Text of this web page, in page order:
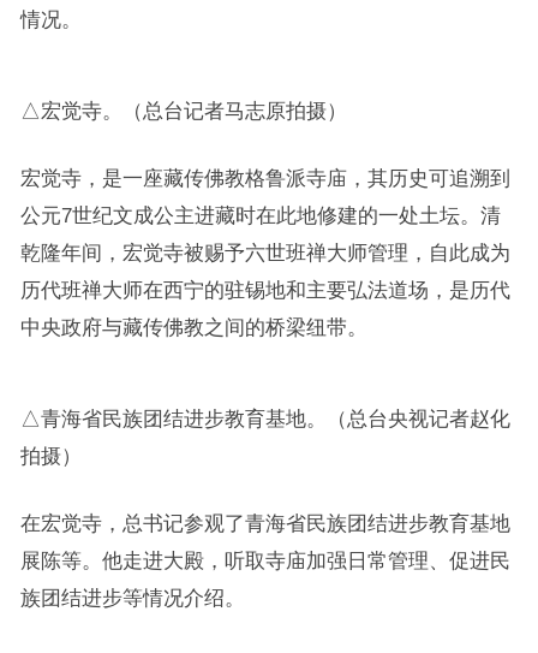
情况。
△宏觉寺。（总台记者马志原拍摄）
宏觉寺，是一座藏传佛教格鲁派寺庙，其历史可追溯到
公元7世纪文成公主进藏时在此地修建的一处土坛。清
乾隆年间，宏觉寺被赐予六世班禅大师管理，自此成为
历代班禅大师在西宁的驻锡地和主要弘法道场，是历代
中央政府与藏传佛教之间的桥梁纽带。
△青海省民族团结进步教育基地。（总台央视记者赵化
拍摄）
在宏觉寺，总书记参观了青海省民族团结进步教育基地
展陈等。他走进大殿，听取寺庙加强日常管理、促进民
族团结进步等情况介绍。